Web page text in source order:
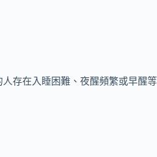
存在入睡困難、夜醒頻繁或早醒等